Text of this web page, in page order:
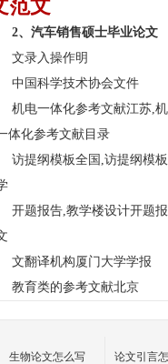
范文
2、汽车销售硕士毕业论文
文录入操作明
中国科学技术协会文件
机电一体化参考文献江苏,
体化参考文献目录
访提纲模板全国,访提纲模
开题报告,教学楼设计开题
文翻译机构厦门大学学报
教育类的参考文献北京
生物论文怎么写 论文引言